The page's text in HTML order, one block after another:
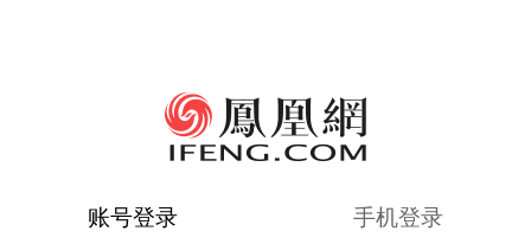
账号登录 手机登录